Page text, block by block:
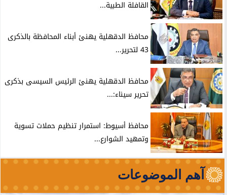
القافلة الطبية...
محافظ الدقهلية يهنئ أبناء المحافظة بالذكرى
43 لتحرير...
محافظ الدقهلية يهنئ الرئيس السيسى بذكرى
تحرير سيناء:...
محافظ أسيوط: استمرار تنظيم حملات تسوية
وتمهيد الشوارع...
آهم الموضوعات